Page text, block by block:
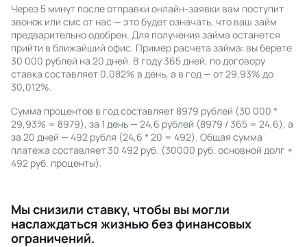
Через 5 минут после отправки онлайн-заявки вам поступит
звонок или смс от нас — это будет означать, что ваш займ
предварительно одобрен. Для получения займа останется
прийти в ближайший офис. Пример расчета займа: вы берете
30 000 рублей на 20 дней. В году 365 дней, по договору
ставка составляет 0,082% в день, а в год — от 29,93% до
30,012%.
Сумма процентов в год составляет 8979 рублей (30 000 *
29,93% = 8979), за 1 день — 24,6 рублей (8979 / 365 = 24,6), а
за 20 дней — 492 рубля (24,6 * 20 = 492). Общая сумма
платежа составляет 30 492 руб. (30000 руб. основной долг +
492 руб. проценты).
Мы снизили ставку, чтобы вы могли
наслаждаться жизнью без финансовых
ограничений.